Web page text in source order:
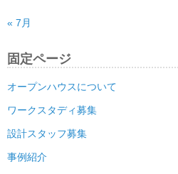
« 7月
固定ページ
オープンハウスについて
ワークスタディ募集
設計スタッフ募集
事例紹介